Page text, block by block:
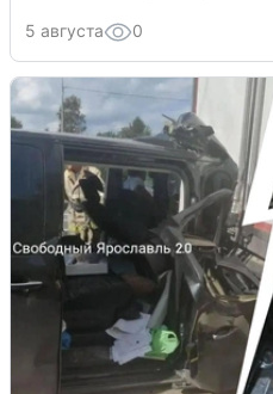
5 августа 0